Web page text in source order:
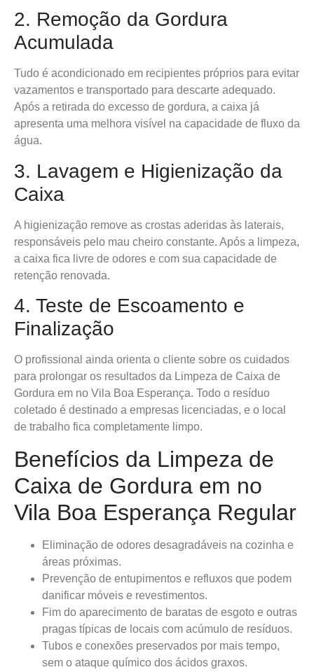
2. Remoção da Gordura
Acumulada
Tudo é acondicionado em recipientes próprios para evitar
vazamentos e transportado para descarte adequado.
Após a retirada do excesso de gordura, a caixa já
apresenta uma melhora visível na capacidade de fluxo da
água.
3. Lavagem e Higienização da
Caixa
A higienização remove as crostas aderidas às laterais,
responsáveis pelo mau cheiro constante. Após a limpeza,
a caixa fica livre de odores e com sua capacidade de
retenção renovada.
4. Teste de Escoamento e
Finalização
O profissional ainda orienta o cliente sobre os cuidados
para prolongar os resultados da Limpeza de Caixa de
Gordura em no Vila Boa Esperança. Todo o resíduo
coletado é destinado a empresas licenciadas, e o local
de trabalho fica completamente limpo.
Benefícios da Limpeza de
Caixa de Gordura em no
Vila Boa Esperança Regular
Eliminação de odores desagradáveis na cozinha e
áreas próximas.
Prevenção de entupimentos e refluxos que podem
danificar móveis e revestimentos.
Fim do aparecimento de baratas de esgoto e outras
pragas típicas de locais com acúmulo de resíduos.
Tubos e conexões preservados por mais tempo,
sem o ataque químico dos ácidos graxos.